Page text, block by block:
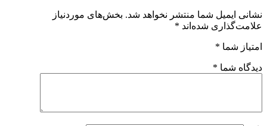
نشانی ایمیل شما منتشر نخواهد شد. بخش‌های موردنیاز
علامت‌گذاری شده‌اند *
امتیاز شما *
دیدگاه شما *